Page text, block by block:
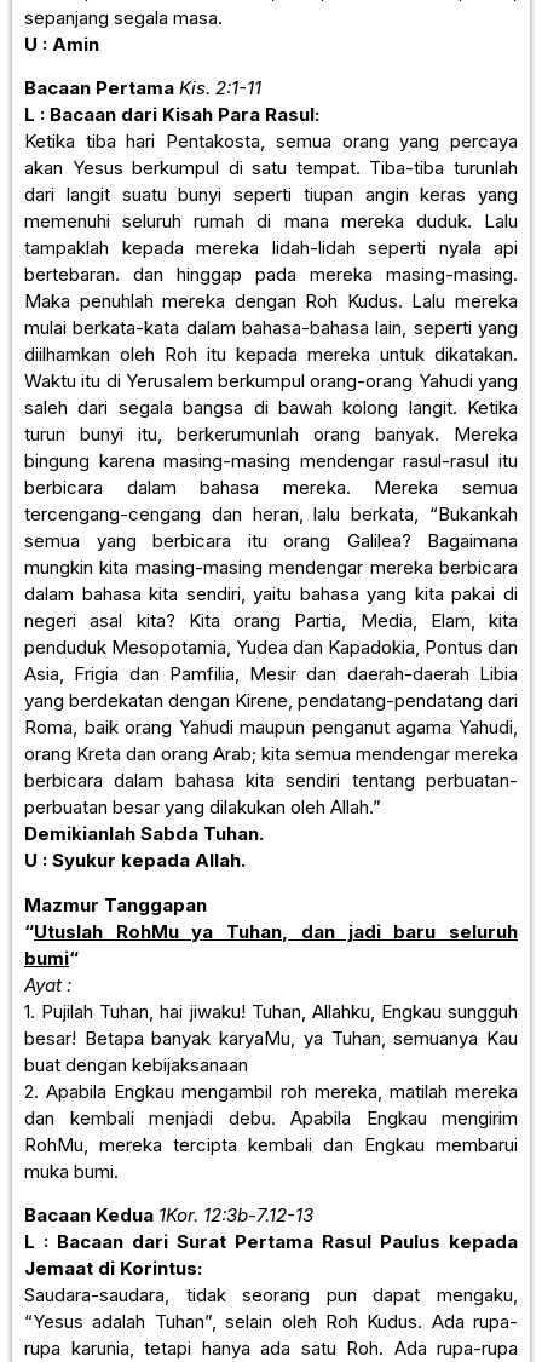
sepanjang segala masa.
U : Amin
Bacaan Pertama Kis. 2:1-11
L : Bacaan dari Kisah Para Rasul:
Ketika tiba hari Pentakosta, semua orang yang percaya
akan Yesus berkumpul di satu tempat. Tiba-tiba turunlah
dari langit suatu bunyi seperti tiupan angin keras yang
memenuhi seluruh rumah di mana mereka duduk. Lalu
tampaklah kepada mereka lidah-lidah seperti nyala api
bertebaran. dan hinggap pada mereka masing-masing.
Maka penuhlah mereka dengan Roh Kudus. Lalu mereka
mulai berkata-kata dalam bahasa-bahasa lain, seperti yang
diilhamkan oleh Roh itu kepada mereka untuk dikatakan.
Waktu itu di Yerusalem berkumpul orang-orang Yahudi yang
saleh dari segala bangsa di bawah kolong langit. Ketika
turun bunyi itu, berkerumunlah orang banyak. Mereka
bingung karena masing-masing mendengar rasul-rasul itu
berbicara dalam bahasa mereka. Mereka semua
tercengang-cengang dan heran, lalu berkata, “Bukankah
semua yang berbicara itu orang Galilea? Bagaimana
mungkin kita masing-masing mendengar mereka berbicara
dalam bahasa kita sendiri, yaitu bahasa yang kita pakai di
negeri asal kita? Kita orang Partia, Media, Elam, kita
penduduk Mesopotamia, Yudea dan Kapadokia, Pontus dan
Asia, Frigia dan Pamfilia, Mesir dan daerah-daerah Libia
yang berdekatan dengan Kirene, pendatang-pendatang dari
Roma, baik orang Yahudi maupun penganut agama Yahudi,
orang Kreta dan orang Arab; kita semua mendengar mereka
berbicara dalam bahasa kita sendiri tentang perbuatan-
perbuatan besar yang dilakukan oleh Allah.”
Demikianlah Sabda Tuhan.
U : Syukur kepada Allah.
Mazmur Tanggapan
“Utuslah RohMu ya Tuhan, dan jadi baru seluruh
bumi“
Ayat :
1. Pujilah Tuhan, hai jiwaku! Tuhan, Allahku, Engkau sungguh
besar! Betapa banyak karyaMu, ya Tuhan, semuanya Kau
buat dengan kebijaksanaan
2. Apabila Engkau mengambil roh mereka, matilah mereka
dan kembali menjadi debu. Apabila Engkau mengirim
RohMu, mereka tercipta kembali dan Engkau membarui
muka bumi.
Bacaan Kedua 1Kor. 12:3b-7.12-13
L : Bacaan dari Surat Pertama Rasul Paulus kepada
Jemaat di Korintus:
Saudara-saudara, tidak seorang pun dapat mengaku,
“Yesus adalah Tuhan”, selain oleh Roh Kudus. Ada rupa-
rupa karunia, tetapi hanya ada satu Roh. Ada rupa-rupa